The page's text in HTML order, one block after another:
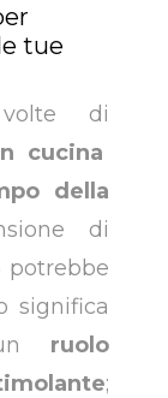
tue
di
cucina
della
di
potrebbe
significa
ruolo
;